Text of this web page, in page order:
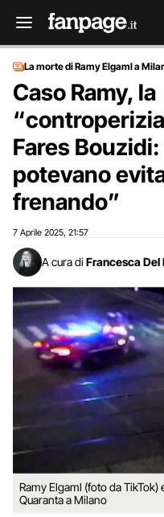
La morte di Ramy Elgaml a
Caso Ramy, la
Fares
potevano
frenando”
7 Aprile 2025 21:57
A cura di Francesca Del
Ramy Elgaml (foto da
Quaranta a Milano